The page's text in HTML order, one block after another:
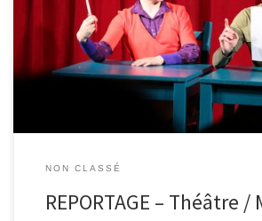
écoles », mise sur pied par Wamabi
Malmedy) et l’asbl Options. Multiformes
les spectacles proposés avaient pour point
les enfants […]
NON CLASSÉ
REPORTAGE – Théâtre /